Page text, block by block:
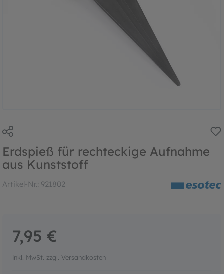
Erdspieß für rechteckige Aufnahme
aus Kunststoff
Artikel-Nr.: 921802
7,95 €
inkl. MwSt. zzgl. Versandkosten